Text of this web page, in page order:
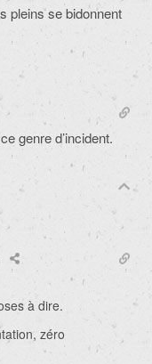
pleins se bidonnent
genre d’incident.
à dire.
zéro